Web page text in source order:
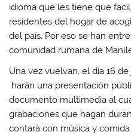
idioma que les tiene que
residentes del hogar de
del país. Por eso se han
comunidad rumana de
Una vez vuelvan, el día 16
harán una presentación
documento multimedia al
grabaciones que hagan
contará con música y